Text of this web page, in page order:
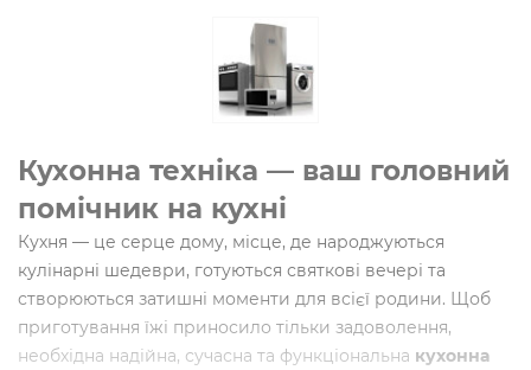
Кухонна техніка — ваш головний
помічник на кухні
Кухня — це серце дому, місце, де народжуються
кулінарні шедеври, готуються святкові вечері та
створюються затишні моменти для всієї родини. Щоб
приготування їжі приносило тільки задоволення,
необхідна надійна, сучасна та функціональна кухонна